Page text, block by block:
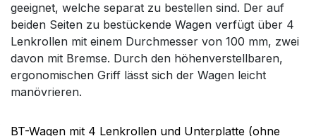
geeignet, welche separat zu bestellen sind. Der auf
beiden Seiten zu bestückende Wagen verfügt über 4
Lenkrollen mit einem Durchmesser von 100 mm, zwei
davon mit Bremse. Durch den höhenverstellbaren,
ergonomischen Griff lässt sich der Wagen leicht
manövrieren.
BT-Wagen mit 4 Lenkrollen und Unterplatte (ohne